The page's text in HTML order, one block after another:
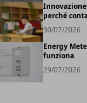
perché
30/07/2026
Energy
funziona
29/07/2026